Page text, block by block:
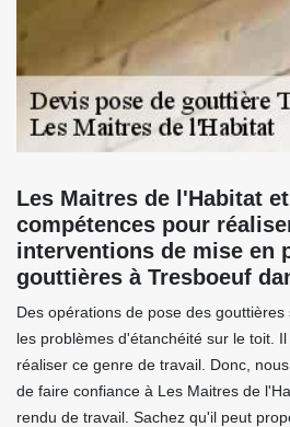
Les Maitres de l'Habitat
compétences pour
interventions de mise en
gouttières à Tresboeuf
Des opérations de pose des
les problèmes d'étanchéité sur le toit.
réaliser ce genre de travail. Donc,
de faire confiance à Les Maitres de
rendu de travail. Sachez qu'il peut